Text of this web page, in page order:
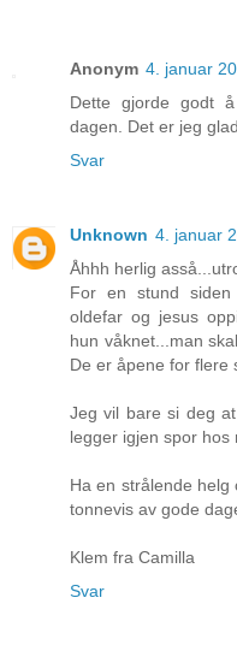
Anonym 4. januar
Dette gjorde godt
dagen. Det er jeg
Svar
Unknown 4. januar
Åhhh herlig
For en stund
oldefar og jesus
hun våknet...man
De er åpene for flere
Jeg vil bare si deg
legger igjen spor hos
Ha en strålende
tonnevis av gode
Klem fra Camilla
Svar